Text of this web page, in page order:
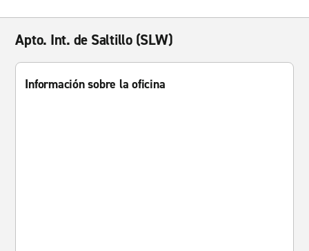
Apto. Int. de Saltillo (SLW)
Información sobre la oficina